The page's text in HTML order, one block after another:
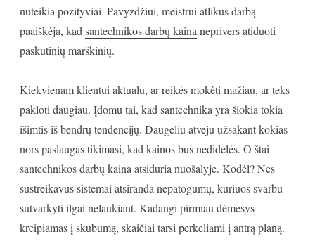
nuteikia pozityviai. Pavyzdžiui, meistrui atlikus darbą
paaiškėja, kad santechnikos darbų kaina neprivers atiduoti
paskutinių marškinių.
Kiekvienam klientui aktualu, ar reikės mokėti mažiau, ar teks
pakloti daugiau. Įdomu tai, kad santechnika yra šiokia tokia
išimtis iš bendrų tendencijų. Daugeliu atveju užsakant kokias
nors paslaugas tikimasi, kad kainos bus nedidelės. O štai
santechnikos darbų kaina atsiduria nuošalyje. Kodėl? Nes
sustreikavus sistemai atsiranda nepatogumų, kuriuos svarbu
sutvarkyti ilgai nelaukiant. Kadangi pirmiau dėmesys
kreipiamas į skubumą, skaičiai tarsi perkeliami į antrą planą.